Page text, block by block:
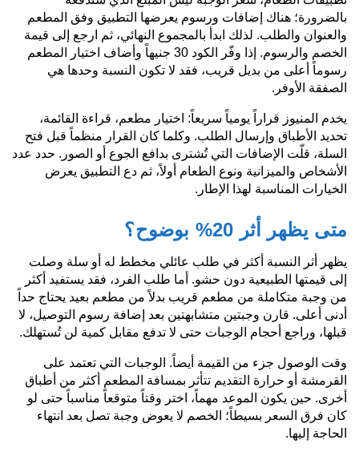
بالضرورة؛ هناك إضافات ورسوم يعرضها التطبيق وفق المطعم
والعنوان والطلب. لذلك ابدأ بالمجموع النهائي، ثم ارجع إلى قيمة
الخصم والرسوم. إذا وفّر الكود 30 جنيهاً وأضاف اختيار المطعم
رسوماً أعلى من بديل قريب، فقد لا تكون النسبة وحدها هي
الصفقة الأوفر.
يخدم المنيوز قراراً يومياً سريعاً: اختيار مطعم، قراءة القائمة،
تحديد الأطباق وإرسال الطلب. وكلما كان القرار منظماً قبل فتح
السلة، قلّت الإضافات التي تُشترى بدافع الجوع أو الصور. حدد عدد
الأشخاص والميزانية ونوع الطعام أولاً، ثم دع التطبيق يعرض
الخيارات المناسبة لهذا الإطار.
متى يظهر أثر 20% بوضوح؟
يظهر أثر النسبة أكثر في طلب عائلي مخطط له أو سلة وصلت
إلى قيمتها الطبيعية دون حشو. أما طلب الفرد، فقد يستفيد أكثر
من وجبة متكاملة من مطعم قريب بدلاً من مطعم بعيد يحتاج حداً
أدنى أعلى. قارن وجبتين متشابهتين بعد إضافة رسوم التوصيل، لا
قبلها، وراجع أحجام الوجبات حتى لا تدفع مقابل كمية لن تُستهلك.
وقت الوصول جزء من القيمة أيضاً. الوجبات التي تعتمد على
القرمشة أو حرارة التقديم تتأثر بمسافة المطعم أكثر من أطباق
أخرى. حين يكون الموعد مهماً، اختر وقتاً متوقعاً مناسباً حتى لو
كان فرق السعر بسيطاً؛ الخصم لا يعوض وجبة تصل بعد انتهاء
الحاجة إليها.